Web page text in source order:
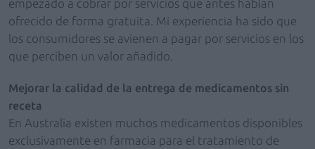
empezado a cobrar por servicios que antes habían
ofrecido de forma gratuita. Mi experiencia ha sido que
los consumidores se avienen a pagar por servicios en los
que perciben un valor añadido.
Mejorar la calidad de la entrega de medicamentos sin
receta
En Australia existen muchos medicamentos disponibles
exclusivamente en farmacia para el tratamiento de